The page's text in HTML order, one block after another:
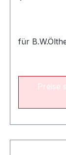
für
Preise